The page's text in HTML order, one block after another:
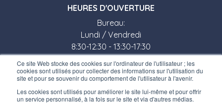
Ce site Web stocke des cookies sur l'ordinateur de l'utilisateur ; les
cookies sont utilisés pour collecter des informations sur l'utilisation du
site et pour se souvenir du comportement de l'utilisateur à l'avenir.
Les cookies sont utilisés pour améliorer le site lui-même et pour offrir
un service personnalisé, à la fois sur le site et via d'autres médias.
HEURES D'OUVERTURE
Bureau:
Lundi / Vendredi
8:30-12:30 - 13:30-17:30
Magasin:
Lundi / Vendredi
8:30-12:00 - 13:30-17:00